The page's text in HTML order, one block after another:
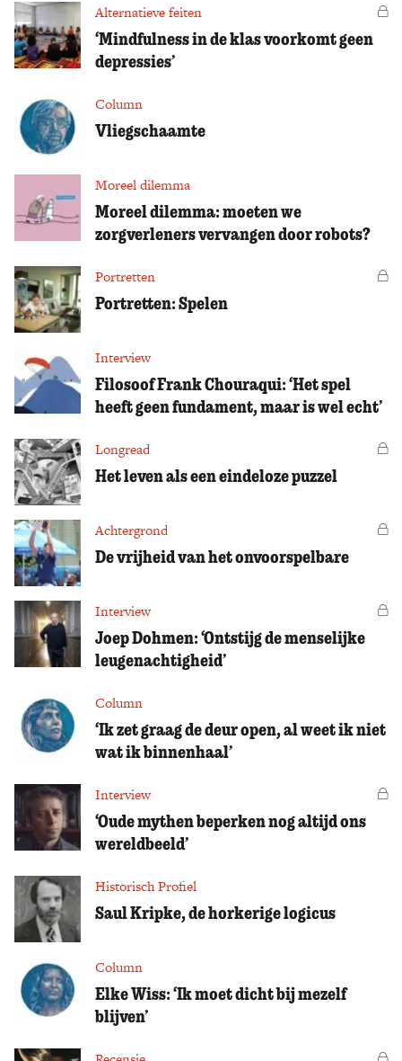
Alternatieve feiten
‘Mindfulness in de klas voorkomt geen
depressies’
Column
Vliegschaamte
Moreel dilemma
Moreel dilemma: moeten we
zorgverleners vervangen door robots?
Portretten
Portretten: Spelen
Interview
Filosoof Frank Chouraqui: ‘Het spel
heeft geen fundament, maar is wel echt’
Longread
Het leven als een eindeloze puzzel
Achtergrond
De vrijheid van het onvoorspelbare
Interview
Joep Dohmen: ‘Ontstijg de menselijke
leugenachtigheid’
Column
‘Ik zet graag de deur open, al weet ik niet
wat ik binnenhaal’
Interview
‘Oude mythen beperken nog altijd ons
wereldbeeld’
Historisch Profiel
Saul Kripke, de horkerige logicus
Column
Elke Wiss: ‘Ik moet dicht bij mezelf
blijven’